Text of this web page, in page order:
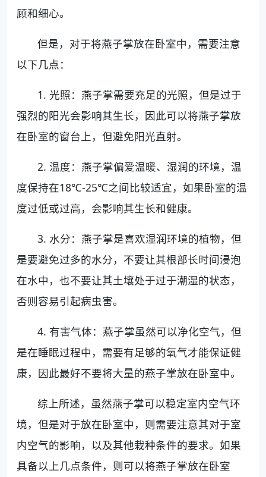
顾和细心。
但是，对于将燕子掌放在卧室中，需要注意
以下几点：
1. 光照：燕子掌需要充足的光照，但是过于
强烈的阳光会影响其生长，因此可以将燕子掌放
在卧室的窗台上，但避免阳光直射。
2. 温度：燕子掌偏爱温暖、湿润的环境，温
度保持在18℃-25℃之间比较适宜，如果卧室的温
度过低或过高，会影响其生长和健康。
3. 水分：燕子掌是喜欢湿润环境的植物，但
是要避免过多的水分，不要让其根部长时间浸泡
在水中，也不要让其土壤处于过于潮湿的状态，
否则容易引起病虫害。
4. 有害气体：燕子掌虽然可以净化空气，但
是在睡眠过程中，需要有足够的氧气才能保证健
康，因此最好不要将大量的燕子掌放在卧室中。
综上所述，虽然燕子掌可以稳定室内空气环
境，但是对于放在卧室中，则需要注意其对于室
内空气的影响，以及其他栽种条件的要求。如果
具备以上几点条件，则可以将燕子掌放在卧室